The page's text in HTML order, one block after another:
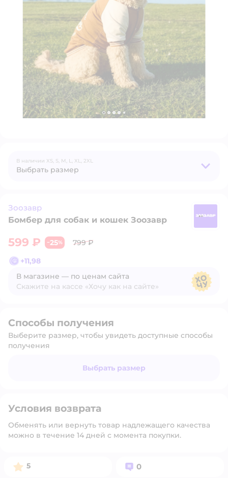
В наличии XS, S, M, L, XL, 2XL
Выбрать размер
Зоозавр
Бомбер для собак и кошек Зоозавр
599 ₽ −25%
799 ₽
+11,98
В магазине — по ценам сайта
Скажите на кассе «Хочу как на сайте»
Способы получения
Выберите размер, чтобы увидеть доступные способы
получения
Выбрать размер
Условия возврата
Обменять или вернуть товар надлежащего качества
можно в течение 14 дней с момента покупки.
Рейтинг:
5 Вопросов:
0